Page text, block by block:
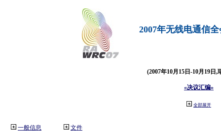
2007年无线电通信
(2007年10月15日-10月19日,
«决议汇编»
全部展开
一般信息 文件